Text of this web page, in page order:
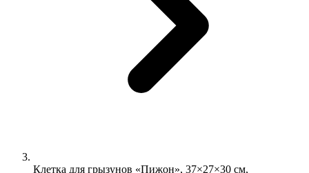
Клетка для грызунов «Пижон», 37×27×30 см,